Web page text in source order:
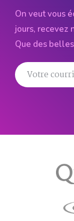
On veut vous
jours, recevez
Que des